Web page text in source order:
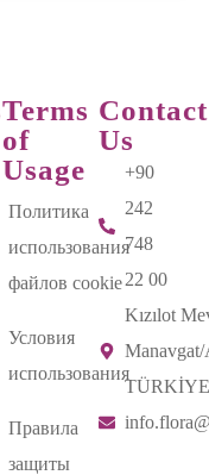
Terms
of
Usage
Политика
использования
файлов cookie
Условия
использования
Правила
защиты
Contact
Us
+90
242
748
22 00
Kızılot